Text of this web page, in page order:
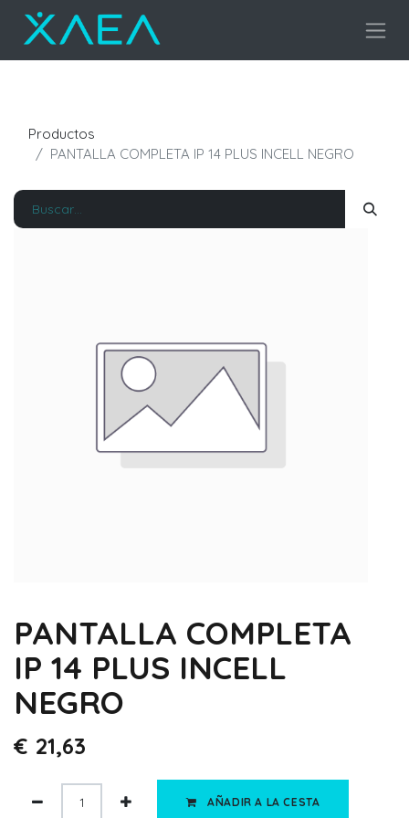
Productos
PANTALLA COMPLETA IP 14 PLUS INCELL NEGRO
PANTALLA COMPLETA
IP 14 PLUS INCELL
NEGRO
€ 21,63
AÑADIR A LA CESTA